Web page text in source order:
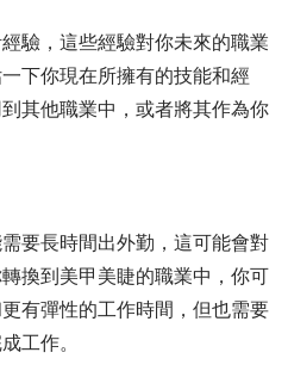
驗，這些經驗對你未來的職業
下你現在所擁有的技能和經
其他職業中，或者將其作為你
要長時間出外勤，這可能會對
換到美甲美睫的職業中，你可
有彈性的工作時間，但也需要
工作。